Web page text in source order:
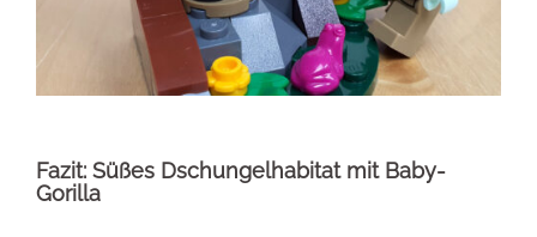
Fazit: Süßes Dschungelhabitat mit Baby-
Gorilla